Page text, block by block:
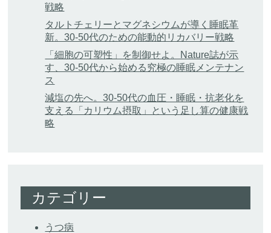
戦略
タルトチェリーとマグネシウムが導く睡眠革
新。30-50代のための能動的リカバリー戦略
「細胞の可塑性」を制御せよ。Nature誌が示
す、30-50代から始める究極の睡眠メンテナン
ス
減塩の先へ。30-50代の血圧・睡眠・抗老化を
支える「カリウム摂取」という足し算の健康戦
略
カテゴリー
うつ病